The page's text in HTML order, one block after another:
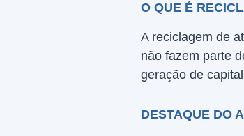
O QUE É
A reciclagem de
não fazem parte
geração de
DESTAQUE DO